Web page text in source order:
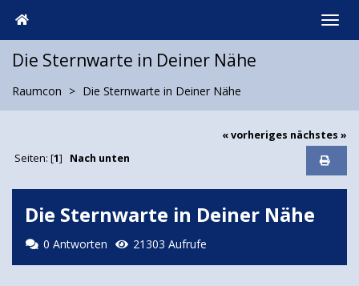
Die Sternwarte in Deiner Nähe
Raumcon Die Sternwarte in Deiner Nähe
« vorheriges nächstes »
Seiten: [1] Nach unten
Die Sternwarte in Deiner Nähe
0 Antworten 21303 Aufrufe